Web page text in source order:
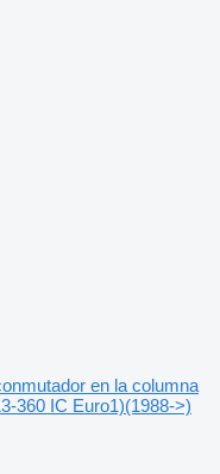
en la columna
360 IC Euro1)(1988->)